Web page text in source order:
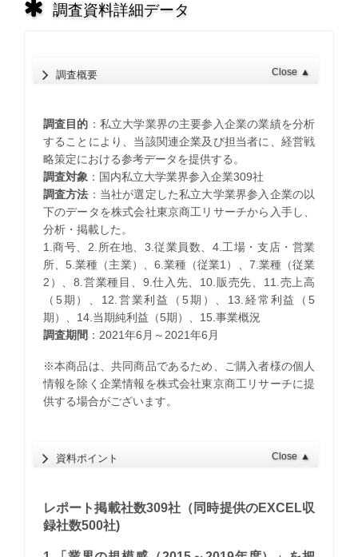
調査資料詳細データ
調査概要 Close ▲
調査目的 ：私立大学業界の主要参入企業の業績を分析
することにより、当該関連企業及び担当者に、経営戦
略策定における参考データを提供する。
調査対象：国内私立大学業界参入企業309社
調査方法 ：当社が選定した私立大学業界参入企業の以
下のデータを株式会社東京商工リサーチから入手し、
分析・掲載した。
1.商号、2.所在地、3.従業員数、4.工場・支店・営業
所、5.業種（主業）、6.業種（従業1）、7.業種（従業
2）、8.営業種目、9.仕入先、10.販売先、11.売上高
（5期）、12.営業利益（5期）、13.経常利益（5
期）、14.当期純利益（5期）、15.事業概況
調査期間 ：2021年6月～2021年6月
※本商品は、共同商品であるため、ご購入者様の個人
情報を除く企業情報を株式会社東京商工リサーチに提
供する場合がございます。
資料ポイント Close ▲
レポート掲載社数309社（同時提供のEXCEL収
録社数500社)